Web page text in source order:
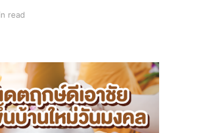
มภาพันธ์-มีนาคม 2567 ใกล้ที่ไหนไป
read